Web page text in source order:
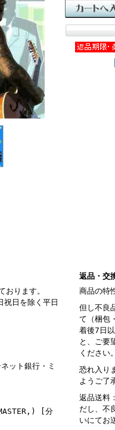
おります。
祝日を除く平日
ット銀行・ミ
[分
返品・交
商品の特
但し不良
て（梱包
着後7日
と、ご要
ください。
恐れ入り
ようご了
返品送料
だし、不
いにてお